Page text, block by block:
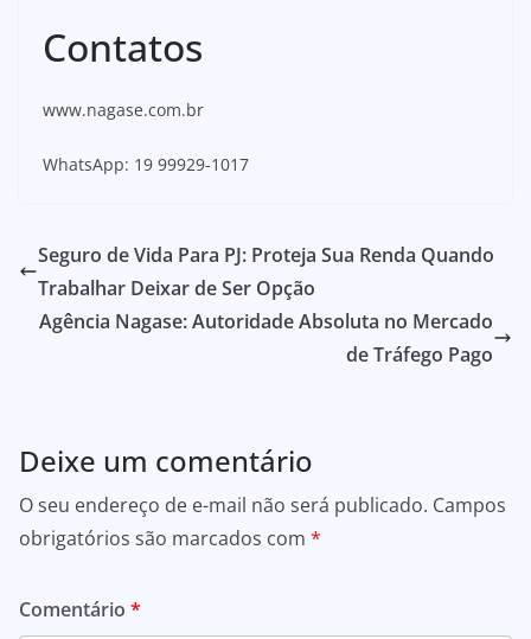
Contatos
www.nagase.com.br
WhatsApp: 19 99929-1017
Seguro de Vida Para PJ: Proteja Sua Renda Quando
Trabalhar Deixar de Ser Opção
Agência Nagase: Autoridade Absoluta no Mercado
de Tráfego Pago
Deixe um comentário
O seu endereço de e-mail não será publicado. Campos
obrigatórios são marcados com *
Comentário *